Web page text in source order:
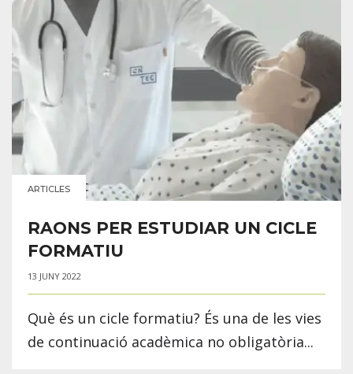
ARTICLES
RAONS PER ESTUDIAR UN CICLE
FORMATIU
13 JUNY 2022
Què és un cicle formatiu? És una de les vies
de continuació acadèmica no obligatòria...